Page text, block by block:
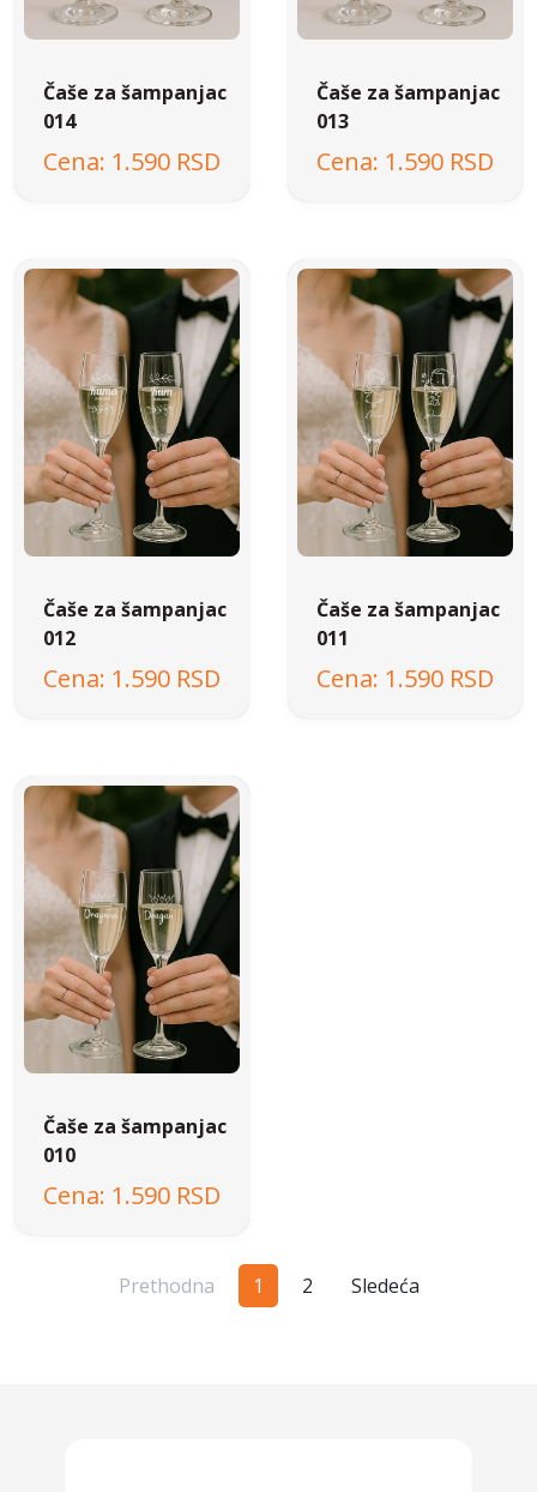
Čaše za šampanjac
014
1.590 RSD
Čaše za šampanjac
013
1.590 RSD
Čaše za šampanjac
012
1.590 RSD
Čaše za šampanjac
011
1.590 RSD
Čaše za šampanjac
010
1.590 RSD
Prethodna 1 2 Sledeća